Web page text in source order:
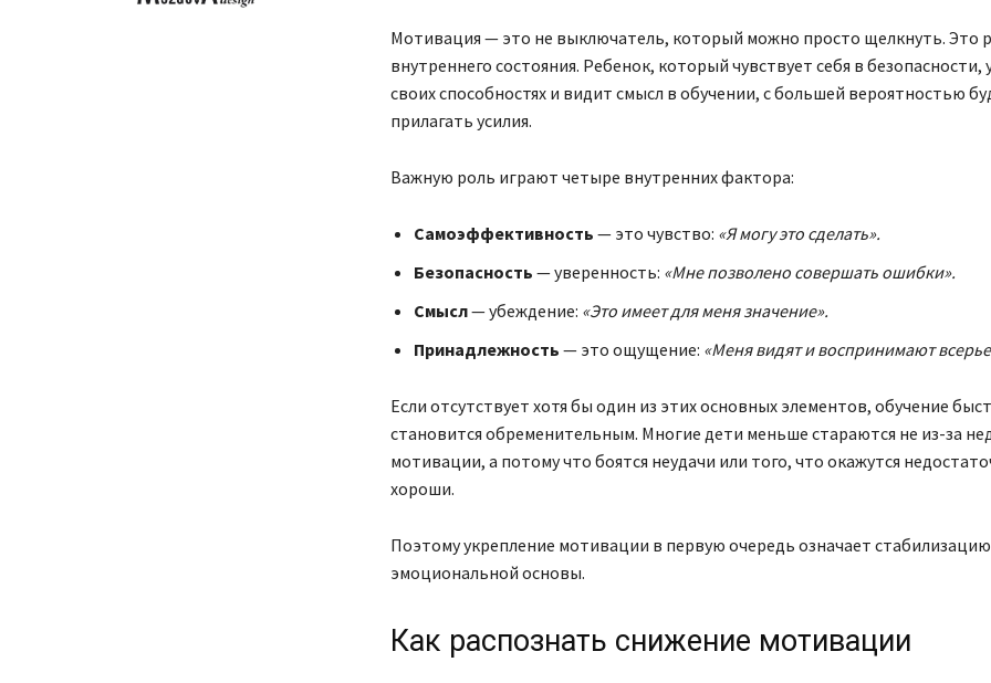
Мотивация — это не выключатель, который можно просто щелкнуть. Это
внутреннего состояния. Ребенок, который чувствует себя в безопасности,
своих способностях и видит смысл в обучении, с большей вероятностью
прилагать усилия.
Важную роль играют четыре внутренних фактора:
Самоэффективность — это чувство: «Я могу это сделать».
Безопасность — уверенность: «Мне позволено совершать ошибки».
Смысл— убеждение: «Это имеет для меня значение».
Принадлежность — это ощущение: «Меня видят и воспринимают
Если отсутствует хотя бы один из этих основных элементов, обучение
становится обременительным. Многие дети меньше стараются не из-за
мотивации, а потому что боятся неудачи или того, что окажутся
хороши.
Поэтому укрепление мотивации в первую очередь означает
эмоциональной основы.
Как распознать снижение мотивации